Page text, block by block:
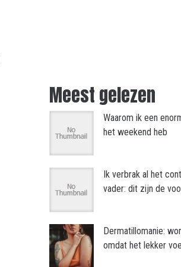
Meest gelezen
Waarom ik een
het weekend heb
Ik verbrak al het
vader: dit zijn de
Dermatillomanie:
omdat het lekker